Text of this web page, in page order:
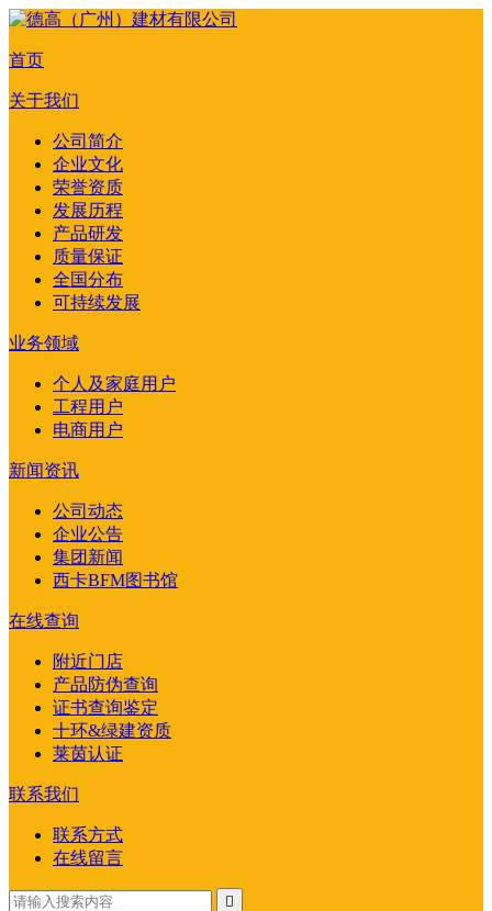
首页
关于我们
公司简介
企业文化
荣誉资质
发展历程
产品研发
质量保证
全国分布
可持续发展
业务领域
个人及家庭用户
工程用户
电商用户
新闻资讯
公司动态
企业公告
集团新闻
西卡BFM图书馆
在线查询
附近门店
产品防伪查询
证书查询鉴定
十环&绿建资质
莱茵认证
联系我们
联系方式
在线留言
